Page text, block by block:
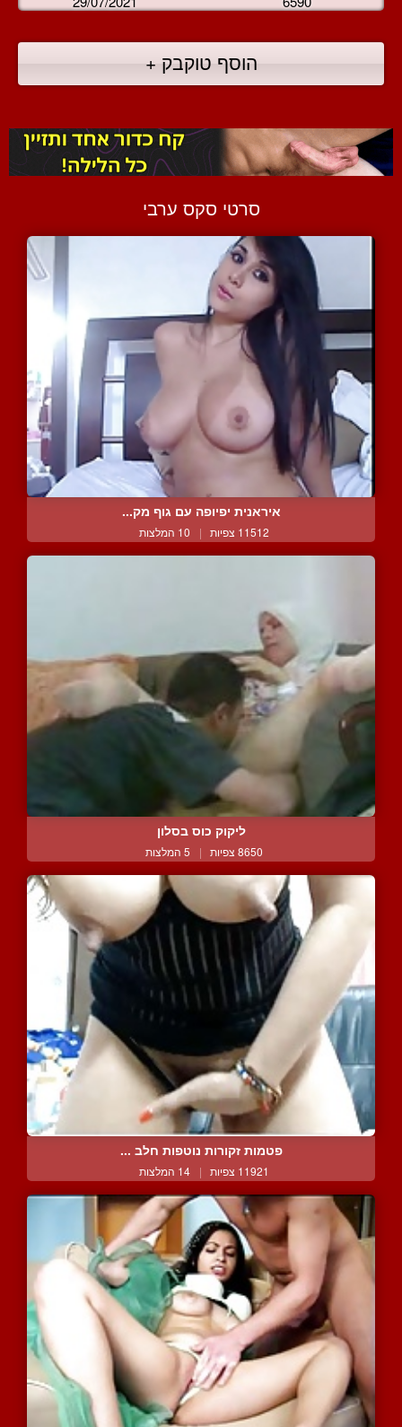
הוסף טוקבק +
סרטי סקס ערבי
איראנית יפיופה עם גוף מק...
11512 צפיות | 10 המלצות
ליקוק כוס בסלון
8650 צפיות | 5 המלצות
פטמות זקורות נוטפות חלב ...
11921 צפיות | 14 המלצות